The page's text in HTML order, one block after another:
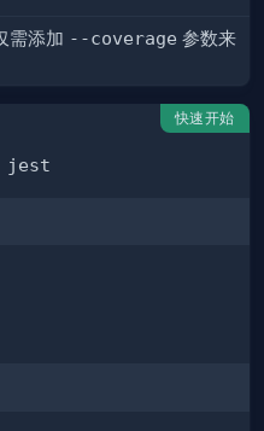
需添加 --coverage 参数来
快速开始